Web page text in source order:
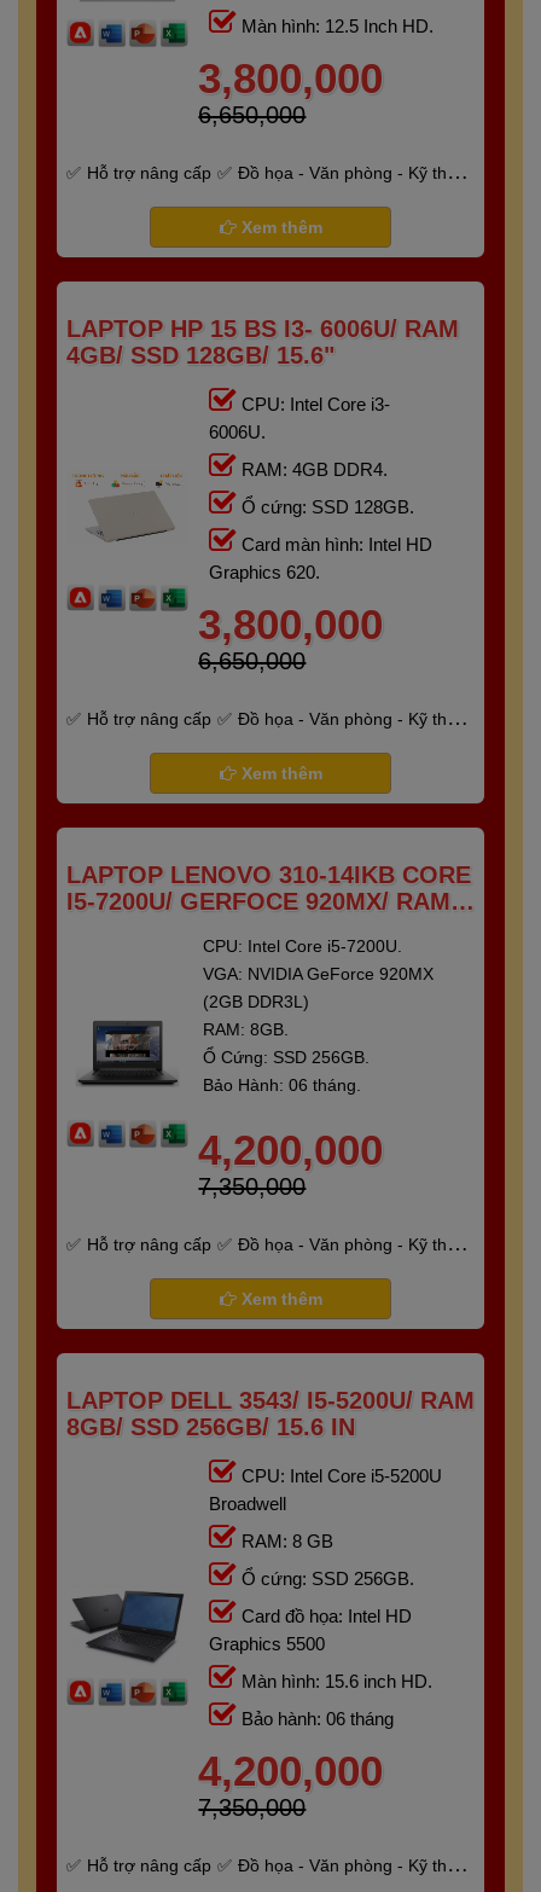
Màn hình: 12.5 Inch HD.
3,800,000
6,650,000
Hỗ trợ nâng cấp
Đồ họa - Văn phòng - Kỹ thuật
Xem thêm
LAPTOP HP 15 BS I3- 6006U/ RAM
4GB/ SSD 128GB/ 15.6"
CPU: Intel Core i3-
6006U.
RAM: 4GB DDR4.
Ổ cứng: SSD 128GB.
Card màn hình: Intel HD
Graphics 620.
3,800,000
6,650,000
Hỗ trợ nâng cấp
Đồ họa - Văn phòng - Kỹ thuật
Xem thêm
LAPTOP LENOVO 310-14IKB CORE
I5-7200U/ GERFOCE 920MX/ RAM 8
CPU: Intel Core i5-7200U.
VGA: NVIDIA GeForce 920MX
(2GB DDR3L)
RAM: 8GB.
Ổ Cứng: SSD 256GB.
Bảo Hành: 06 tháng.
4,200,000
7,350,000
Hỗ trợ nâng cấp
Đồ họa - Văn phòng - Kỹ thuật
Xem thêm
LAPTOP DELL 3543/ I5-5200U/ RAM
8GB/ SSD 256GB/ 15.6 IN
CPU: Intel Core i5-5200U
Broadwell
RAM: 8 GB
Ổ cứng: SSD 256GB.
Card đồ họa: Intel HD
Graphics 5500
Màn hình: 15.6 inch HD.
Bảo hành: 06 tháng
4,200,000
7,350,000
Hỗ trợ nâng cấp
Đồ họa - Văn phòng - Kỹ thuật